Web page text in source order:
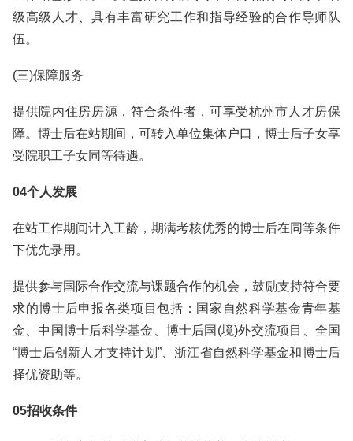
级高级人才、具有丰富研究工作和指导经验的合作导师队
伍。
(三)保障服务
提供院内住房房源，符合条件者，可享受杭州市人才房保
障。博士后在站期间，可转入单位集体户口，博士后子女享
受院职工子女同等待遇。
04个人发展
在站工作期间计入工龄，期满考核优秀的博士后在同等条件
下优先录用。
提供参与国际合作交流与课题合作的机会，鼓励支持符合要
求的博士后申报各类项目包括：国家自然科学基金青年基
金、中国博士后科学基金、博士后国(境)外交流项目、全国
“博士后创新人才支持计划”、浙江省自然科学基金和博士后
择优资助等。
05招收条件